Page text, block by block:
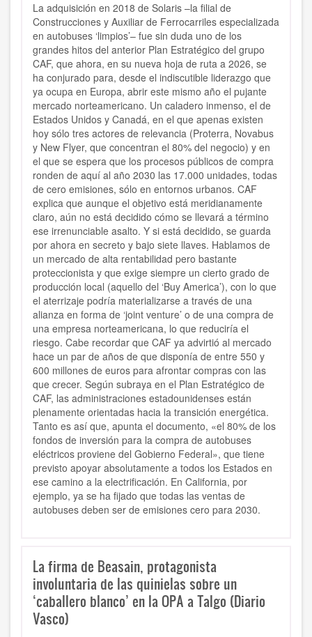
La adquisición en 2018 de Solaris –la filial de
Construcciones y Auxiliar de Ferrocarriles especializada
en autobuses ‘limpios’– fue sin duda uno de los
grandes hitos del anterior Plan Estratégico del grupo
CAF, que ahora, en su nueva hoja de ruta a 2026, se
ha conjurado para, desde el indiscutible liderazgo que
ya ocupa en Europa, abrir este mismo año el pujante
mercado norteamericano. Un caladero inmenso, el de
Estados Unidos y Canadá, en el que apenas existen
hoy sólo tres actores de relevancia (Proterra, Novabus
y New Flyer, que concentran el 80% del negocio) y en
el que se espera que los procesos públicos de compra
ronden de aquí al año 2030 las 17.000 unidades, todas
de cero emisiones, sólo en entornos urbanos. CAF
explica que aunque el objetivo está meridianamente
claro, aún no está decidido cómo se llevará a término
ese irrenunciable asalto. Y si está decidido, se guarda
por ahora en secreto y bajo siete llaves. Hablamos de
un mercado de alta rentabilidad pero bastante
proteccionista y que exige siempre un cierto grado de
producción local (aquello del ‘Buy America’), con lo que
el aterrizaje podría materializarse a través de una
alianza en forma de ‘joint venture’ o de una compra de
una empresa norteamericana, lo que reduciría el
riesgo. Cabe recordar que CAF ya advirtió al mercado
hace un par de años de que disponía de entre 550 y
600 millones de euros para afrontar compras con las
que crecer. Según subraya en el Plan Estratégico de
CAF, las administraciones estadounidenses están
plenamente orientadas hacia la transición energética.
Tanto es así que, apunta el documento, «el 80% de los
fondos de inversión para la compra de autobuses
eléctricos proviene del Gobierno Federal», que tiene
previsto apoyar absolutamente a todos los Estados en
ese camino a la electrificación. En California, por
ejemplo, ya se ha fijado que todas las ventas de
autobuses deben ser de emisiones cero para 2030.
La firma de Beasain, protagonista
involuntaria de las quinielas sobre un
‘caballero blanco’ en la OPA a Talgo (Diario
Vasco)